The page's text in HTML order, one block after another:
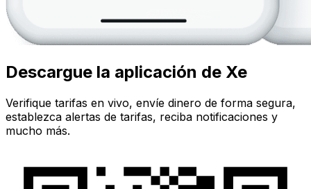
Descargue la aplicación de Xe
Verifique tarifas en vivo, envíe dinero de forma segura,
establezca alertas de tarifas, reciba notificaciones y
mucho más.